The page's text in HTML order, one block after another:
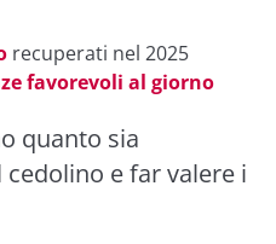
recuperati nel 2025
favorevoli al giorno
quanto sia
e far valere i